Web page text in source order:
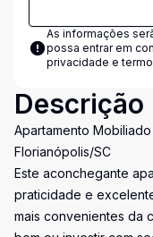
As informações
possa entrar em
privacidade e
Descrição
Apartamento
Florianópolis/SC
Este aconchegante
praticidade e
mais convenientes da